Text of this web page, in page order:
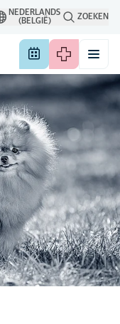
NEDERLANDS
(BELGIË)
ZOEKEN
eigenschappen